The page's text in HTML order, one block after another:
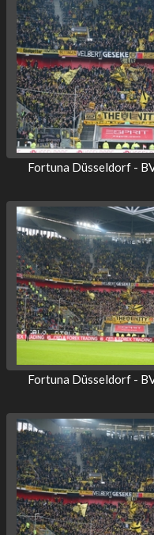
Fortuna Düsseldorf -
Fortuna Düsseldorf -